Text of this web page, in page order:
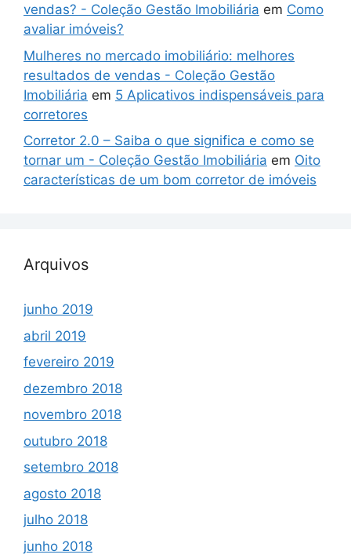
vendas? - Coleção Gestão Imobiliária em Como
avaliar imóveis?
Mulheres no mercado imobiliário: melhores
resultados de vendas - Coleção Gestão
Imobiliária em 5 Aplicativos indispensáveis para
corretores
Corretor 2.0 – Saiba o que significa e como se
tornar um - Coleção Gestão Imobiliária em Oito
características de um bom corretor de imóveis
Arquivos
junho 2019
abril 2019
fevereiro 2019
dezembro 2018
novembro 2018
outubro 2018
setembro 2018
agosto 2018
julho 2018
junho 2018